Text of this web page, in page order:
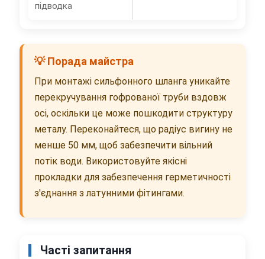
підводка
💡 Порада майстра
При монтажі сильфонного шланга уникайте
перекручування гофрованої труби вздовж
осі, оскільки це може пошкодити структуру
металу. Переконайтеся, що радіус вигину не
менше 50 мм, щоб забезпечити вільний
потік води. Використовуйте якісні
прокладки для забезпечення герметичності
з'єднання з латунними фітингами.
Часті запитання